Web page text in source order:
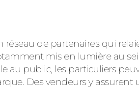
de partenaires qui
mis en lumière au
au public, les particuliers
Des vendeurs y assurent